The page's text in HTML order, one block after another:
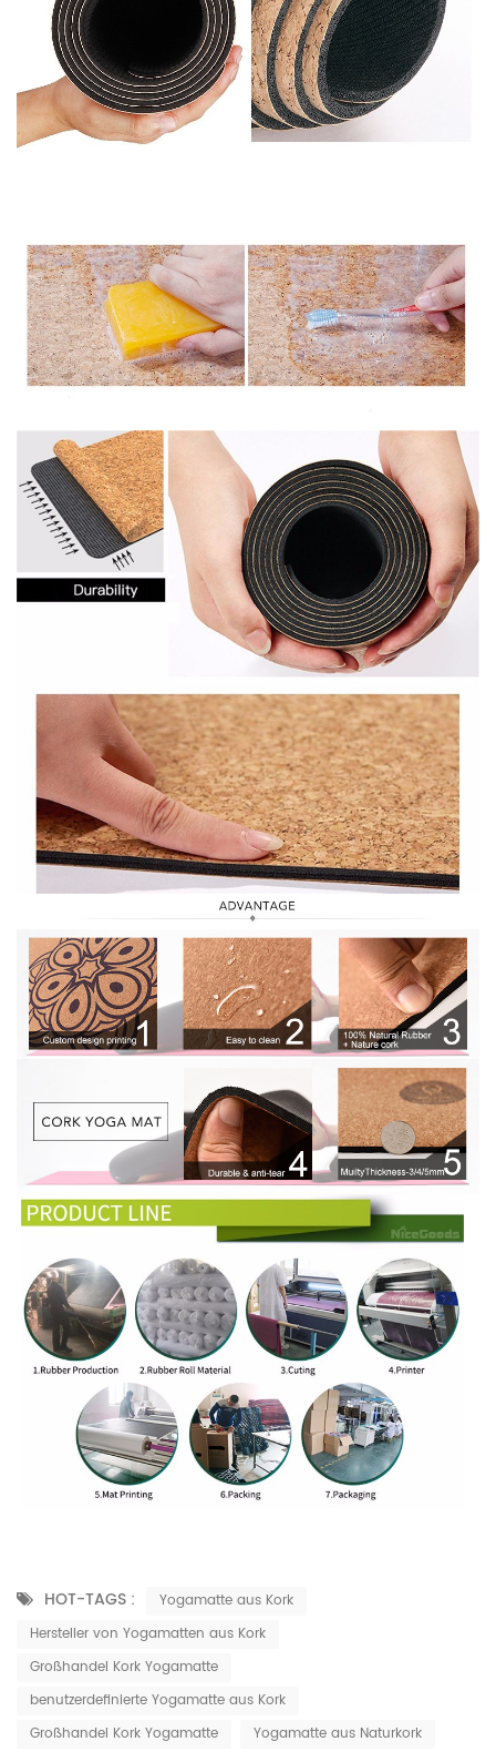
HOT-TAGS :
Yogamatte aus Kork
Hersteller von Yogamatten aus Kork
Großhandel Kork Yogamatte
benutzerdefinierte Yogamatte aus Kork
Großhandel Kork Yogamatte
Yogamatte aus Naturkork